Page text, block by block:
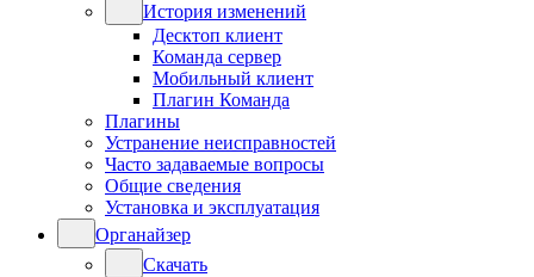
История изменений
Десктоп клиент
Команда сервер
Мобильный клиент
Плагин Команда
Плагины
Устранение неисправностей
Часто задаваемые вопросы
Общие сведения
Установка и эксплуатация
Органайзер
Скачать